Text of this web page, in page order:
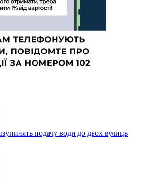
подачу води до двох вулиць